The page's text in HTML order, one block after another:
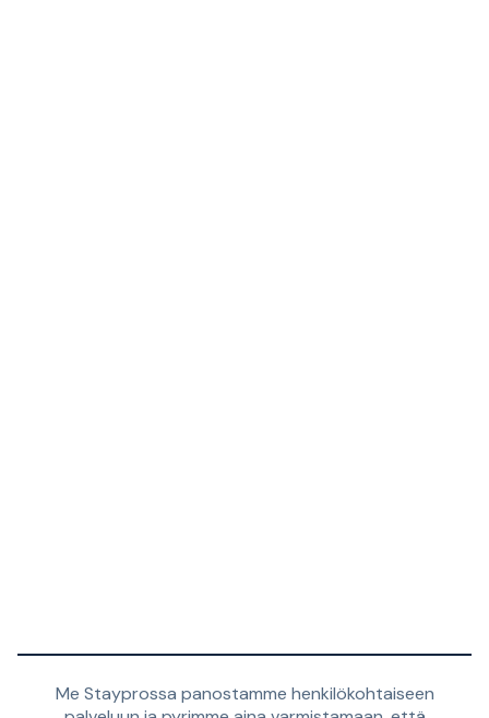
Me Stayprossa panostamme henkilökohtaiseen